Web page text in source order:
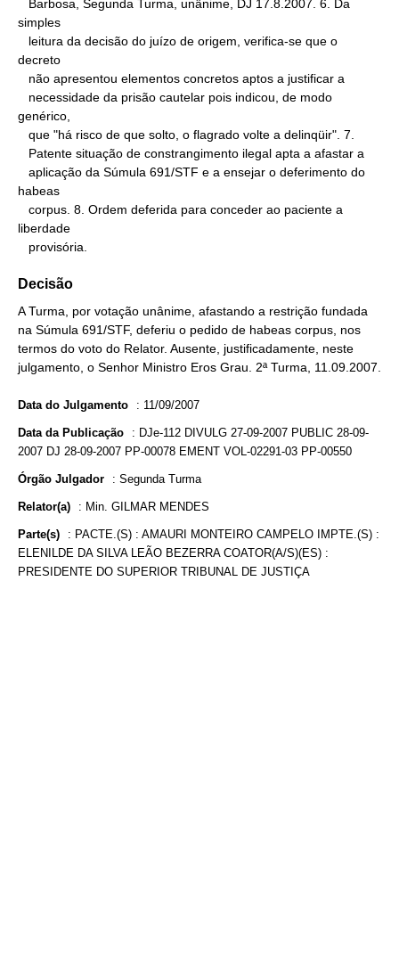
simples
decreto
genérico,
habeas
liberdade
   provisória.
Decisão
A Turma, por votação unânime, afastando a restrição fundada
na Súmula 691/STF, deferiu o pedido de habeas corpus, nos
termos do voto do Relator. Ausente, justificadamente, neste
julgamento, o Senhor Ministro Eros Grau. 2ª Turma, 11.09.2007.
Data do Julgamento : 11/09/2007
Data da Publicação : DJe-112 DIVULG 27-09-2007 PUBLIC 28-09-
2007 DJ 28-09-2007 PP-00078 EMENT VOL-02291-03 PP-00550
Órgão Julgador : Segunda Turma
Relator(a) : Min. GILMAR MENDES
Parte(s) : PACTE.(S) : AMAURI MONTEIRO CAMPELO IMPTE.(S) :
ELENILDE DA SILVA LEÃO BEZERRA COATOR(A/S)(ES) :
PRESIDENTE DO SUPERIOR TRIBUNAL DE JUSTIÇA